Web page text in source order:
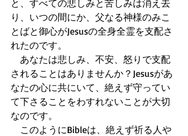
と、すべての悲しみと苦しみは消え去
り、いつの間にか、父なる神様のみこ
とばと御心がJesusの全身全霊を支配さ
れたのです。
あなたは悲しみ、不安、怒りで支配
されることはありませんか？Jesusがあ
なたの心に共にいて、絶えず守ってい
て下さることをわすれないことが大切
なのです。
このようにBibleは、絶えず祈る人や